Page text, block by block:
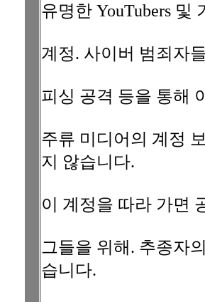
유명한 YouTubers
계정. 사이버 범죄자
피싱 공격 등을 통해
주류 미디어의 계정
지 않습니다.
이 계정을 따라 가면
그들을 위해. 추종자
습니다.